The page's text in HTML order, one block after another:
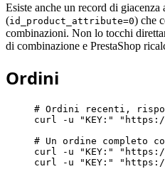
Esiste anche un record di
(id_product_attribute=0) che
combinazioni. Non lo tocchi
di combinazione e PrestaShop
Ordini
# Ordini recenti,
curl -u
"KEY:"
# Un ordine completo
curl -u
"KEY:"
curl -u
"KEY:"